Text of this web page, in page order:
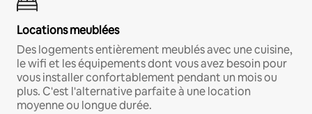
Locations meublées
Des logements entièrement meublés avec une cuisine,
le wifi et les équipements dont vous avez besoin pour
vous installer confortablement pendant un mois ou
plus. C'est l'alternative parfaite à une location
moyenne ou longue durée.